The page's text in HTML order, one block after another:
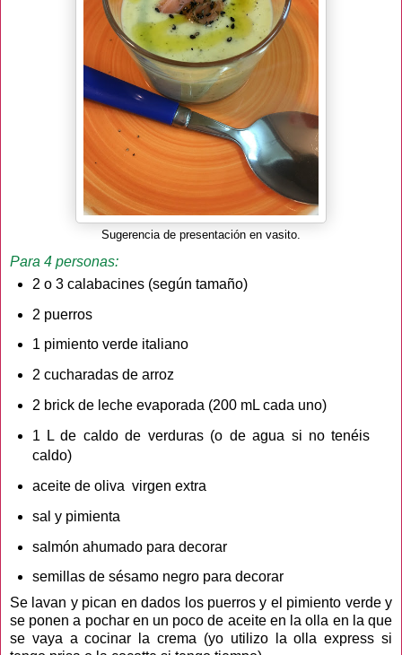
Sugerencia de presentación en vasito.
Para 4 personas:
2 o 3 calabacines (según tamaño)
2 puerros
1 pimiento verde italiano
2 cucharadas de arroz
2 brick de leche evaporada (200 mL cada uno)
1 L de caldo de verduras (o de agua si no tenéis
caldo)
aceite de oliva virgen extra
sal y pimienta
salmón ahumado para decorar
semillas de sésamo negro para decorar
Se lavan y pican en dados los puerros y el pimiento verde y
se ponen a pochar en un poco de aceite en la olla en la que
se vaya a cocinar la crema (yo utilizo la olla express si